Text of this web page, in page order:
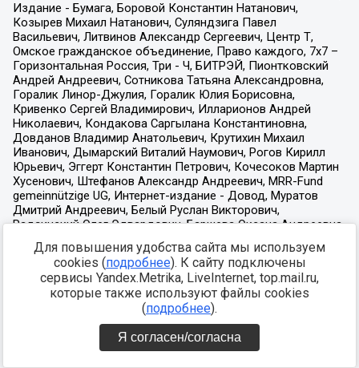
Для повышения удобства сайта мы используем
cookies (подробнее). К сайту подключены
сервисы Yandex.Metrika, LiveInternet, top.mail.ru,
которые также используют файлы cookies
(подробнее).
Я согласен/согласна